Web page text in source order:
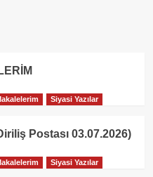
Siyasi Yazılar
Postası 03.07.2026)
Siyasi Yazılar